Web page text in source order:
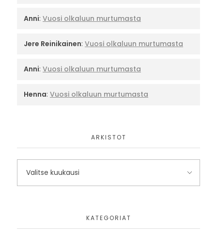
Anni: Vuosi olkaluun murtumasta
Jere Reinikainen: Vuosi olkaluun murtumasta
Anni: Vuosi olkaluun murtumasta
Henna: Vuosi olkaluun murtumasta
ARKISTOT
KATEGORIAT